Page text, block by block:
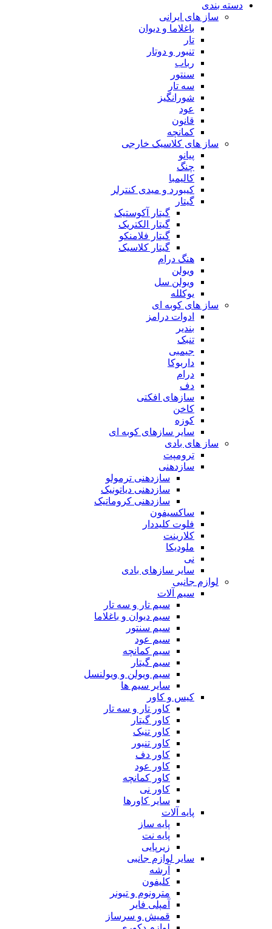
دسته بندی
ساز های ایرانی
باغلاما و دیوان
تار
تنبور و دوتار
رباب
سنتور
سه تار
شورانگیز
عود
قانون
کمانچه
ساز های کلاسیک خارجی
پیانو
چنگ
کالیمبا
کیبورد و میدی کنترلر
گیتار
گیتار آکوستیک
گیتار الکتریک
گیتار فلامنکو
گیتار کلاسیک
هنگ درام
ویولن
ویولن سل
یوکلله
ساز های کوبه ای
ادوات درامز
بندیر
تنبک
جیمبی
داربوکا
درام
دف
سازهای افکتی
کاخن
کوزه
سایر سازهای کوبه ای
ساز های بادی
ترومپت
سازدهنی
سازدهنی ترمولو
سازدهنی دیاتونیک
سازدهنی کروماتیک
ساکسیفون
فلوت کلیددار
کلارینت
ملودیکا
نی
سایر سازهای بادی
لوازم جانبی
سیم آلات
سیم تار و سه تار
سیم دیوان و باغلاما
سیم سنتور
سیم عود
سیم کمانچه
سیم گیتار
سیم ویولن و ویولنسل
سایر سیم ها
کیس و کاور
کاور تار و سه تار
کاور گیتار
کاور تنبک
کاور تنبور
کاور دف
کاور عود
کاور کمانچه
کاور نی
سایر کاورها
پایه آلات
پایه ساز
پایه نت
زیرپایی
سایر لوازم جانبی
آرشه
کلیفون
مترونوم و تیونر
آمپلی فایر
قمیش و سرساز